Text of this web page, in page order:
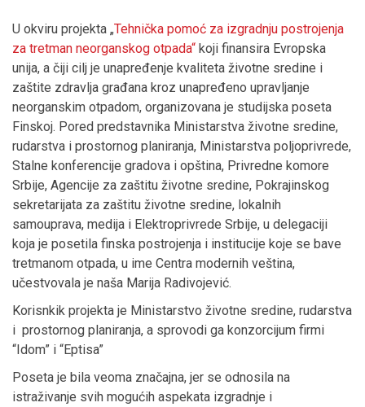
U okviru projekta „Tehnička pomoć za izgradnju postrojenja
za tretman neorganskog otpada“ koji finansira Evropska
unija, a čiji cilj je unapređenje kvaliteta životne sredine i
zaštite zdravlja građana kroz unapređeno upravljanje
neorganskim otpadom, organizovana je studijska poseta
Finskoj. Pored predstavnika Ministarstva životne sredine,
rudarstva i prostornog planiranja, Ministarstva poljoprivrede,
Stalne konferencije gradova i opština, Privredne komore
Srbije, Agencije za zaštitu životne sredine, Pokrajinskog
sekretarijata za zaštitu životne sredine, lokalnih
samouprava, medija i Elektroprivrede Srbije, u delegaciji
koja je posetila finska postrojenja i institucije koje se bave
tretmanom otpada, u ime Centra modernih veština,
učestvovala je naša Marija Radivojević.
Korisnkik projekta je Ministarstvo životne sredine, rudarstva
i prostornog planiranja, a sprovodi ga konzorcijum firmi
“Idom” i “Eptisa”
Poseta je bila veoma značajna, jer se odnosila na
istraživanje svih mogućih aspekata izgradnje i